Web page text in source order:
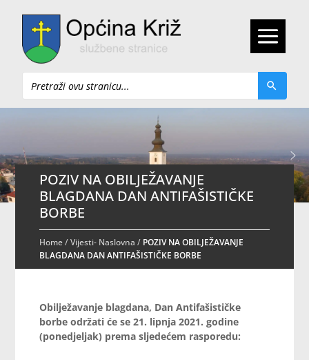
Pretraži
POZIV NA OBILJEŽAVANJE
BLAGDANA DAN ANTIFAŠISTIČKE
BORBE
Home/Vijesti- Naslovna / POZIV NA OBILJEŽAVANJE
BLAGDANA DAN ANTIFAŠISTIČKE BORBE
Obilježavanje blagdana, Dan Antifašističke
borbe održati će se 21. lipnja 2021. godine
(ponedjeljak) prema sljedećem rasporedu: